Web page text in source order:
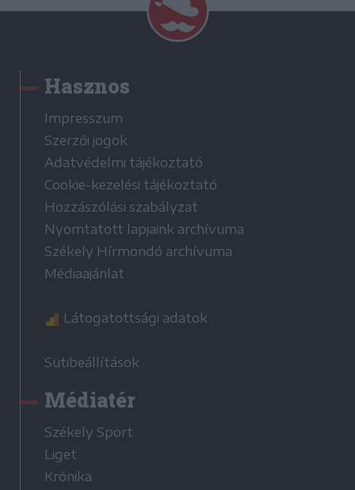
Hasznos
Impresszum
Szerzői jogok
Adatvédelmi tájékoztató
Cookie-kezelési tájékoztató
Hozzászólási szabályzat
Nyomtatott lapjaink archívuma
Székely Hírmondó archívuma
Médiaajánlat
Látogatottsági adatok
Sütibeállítások
Médiatér
Székely Sport
Liget
Krónika